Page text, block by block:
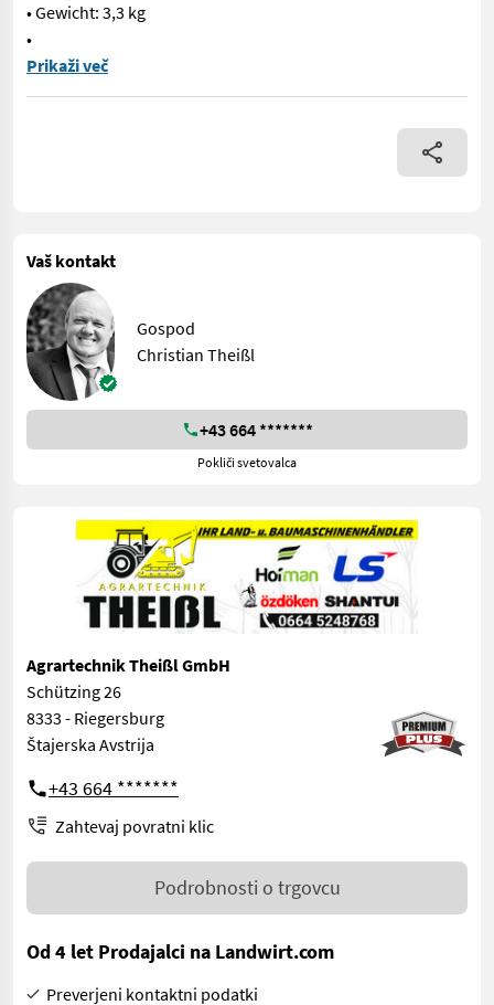
• Gewicht: 3,3 kg
•
• Hubkraft: 17 t • Länge: 440 mm • Breite: 80 mm • Höhe: 70
Prikaži več
Vaš kontakt
Gospod
Christian Theißl
+43 664 *******
Pokliči svetovalca
Agrartechnik Theißl GmbH
Schützing 26
8333 - Riegersburg
Štajerska Avstrija
+43 664 *******
Zahtevaj povratni klic
Podrobnosti o trgovcu
Od 4 let Prodajalci na Landwirt.com
Preverjeni kontaktni podatki